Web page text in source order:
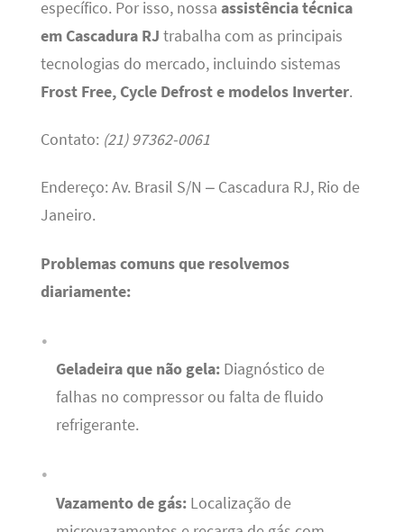
específico. Por isso, nossa assistência técnica
em Cascadura RJ trabalha com as principais
tecnologias do mercado, incluindo sistemas
Frost Free, Cycle Defrost e modelos Inverter.
Contato: (21) 97362-0061
Endereço: Av. Brasil S/N – Cascadura RJ, Rio de
Janeiro.
Problemas comuns que resolvemos
diariamente:
Geladeira que não gela:Diagnóstico de
falhas no compressor ou falta de fluido
refrigerante.
Vazamento de gás:Localização de